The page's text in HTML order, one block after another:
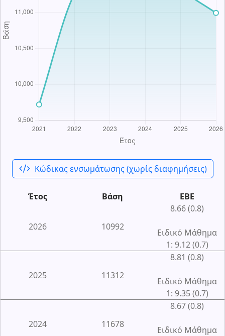
code_xml Κώδικας ενσωμάτωσης (χωρίς διαφημήσεις)
Έτος Βάση ΕΒΕ
2026 10992
8.66 (0.8)
Ειδικό Μάθημα
1: 9.12 (0.7)
2025 11312
8.81 (0.8)
Ειδικό Μάθημα
1: 9.35 (0.7)
2024 11678
8.67 (0.8)
Ειδικό Μάθημα